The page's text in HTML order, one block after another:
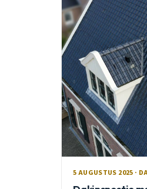
5 AUGUSTUS 2025 ·